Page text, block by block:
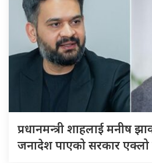
प्रधानमन्त्री शाहलाई मनीष
जनादेश पाएको सरकार